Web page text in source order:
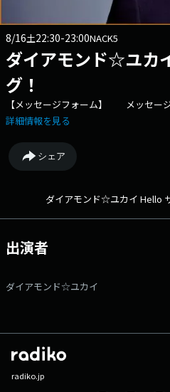
8/16土22:30-23:00NACK5
ダイアモンド☆ユカ
グ！
【メッセージフォーム】 メッセー
詳細情報を見る
シェア
ダイアモンド☆ユカイ Hello
出演者
ダイアモンド☆ユカイ
radiko.jp